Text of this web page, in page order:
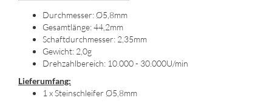
Durch­mes­ser: Ø5,8mm
Ge­samt­län­ge: 44,2mm
Schaft­durch­mes­ser: 2,35mm
Ge­wicht: 2,0g
Dreh­zahl­be­reich: 10.000 - 30.000U/min
Lie­fer­um­fang:
1 x Stein­schlei­fer Ø5,8mm